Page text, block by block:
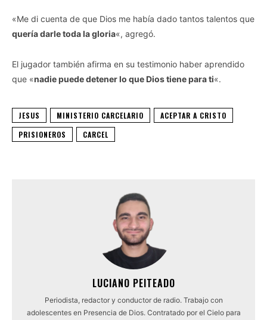
«Me di cuenta de que Dios me había dado tantos talentos que
quería darle toda la gloria«, agregó.
El jugador también afirma en su testimonio haber aprendido
que «nadie puede detener lo que Dios tiene para ti«.
JESUS MINISTERIO CARCELARIO
ACEPTAR A CRISTO
PRISIONEROS
CARCEL
LUCIANO PEITEADO
Periodista, redactor y conductor de radio. Trabajo con
adolescentes en Presencia de Dios. Contratado por el Cielo para